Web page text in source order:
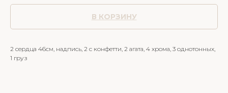
В КОРЗИНУ
2 сердца 46см, надпись, 2 с конфетти, 2 агата, 4 хрома, 3 однотонных,
1 груз